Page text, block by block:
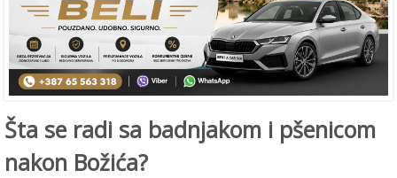
Šta se radi sa badnjakom i pšenicom
nakon Božića?